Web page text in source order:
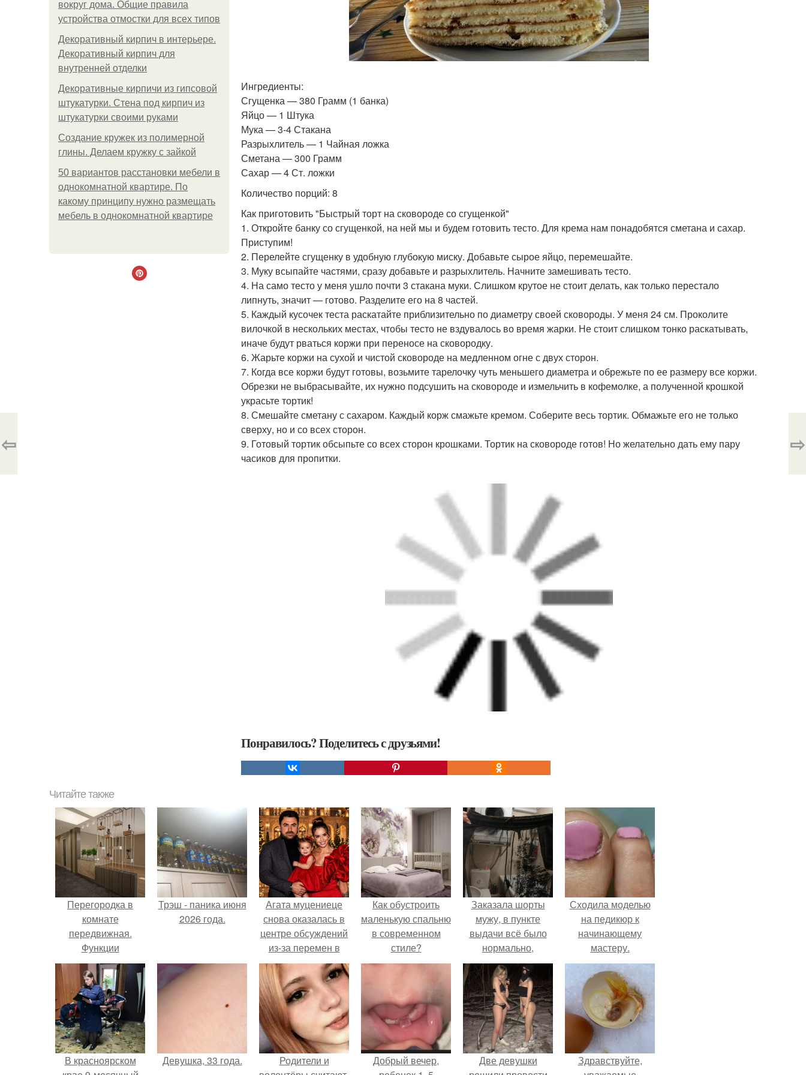
вокруг дома. Общие правила
устройства отмостки для всех типов
Декоративный кирпич в интерьере.
Декоративный кирпич для
внутренней отделки
Декоративные кирпичи из гипсовой
штукатурки. Стена под кирпич из
штукатурки своими руками
Создание кружек из полимерной
глины. Делаем кружку с зайкой
50 вариантов расстановки мебели в
однокомнатной квартире. По
какому принципу нужно размещать
мебель в однокомнатной квартире
Ингредиенты:
Сгущенка — 380 Грамм (1 банка)
Яйцо — 1 Штука
Мука — 3-4 Стакана
Разрыхлитель — 1 Чайная ложка
Сметана — 300 Грамм
Сахар — 4 Ст. ложки
Количество порций: 8
Как приготовить "Быстрый торт на сковороде со сгущенкой"
1. Откройте банку со сгущенкой, на ней мы и будем готовить тесто. Для крема нам понадобятся сметана и сахар.
Приступим!
2. Перелейте сгущенку в удобную глубокую миску. Добавьте сырое яйцо, перемешайте.
3. Муку всыпайте частями, сразу добавьте и разрыхлитель. Начните замешивать тесто.
4. На само тесто у меня ушло почти 3 стакана муки. Слишком крутое не стоит делать, как только перестало
липнуть, значит — готово. Разделите его на 8 частей.
5. Каждый кусочек теста раскатайте приблизительно по диаметру своей сковороды. У меня 24 см. Проколите
вилочкой в нескольких местах, чтобы тесто не вздувалось во время жарки. Не стоит слишком тонко раскатывать,
иначе будут рваться коржи при переносе на сковородку.
6. Жарьте коржи на сухой и чистой сковороде на медленном огне с двух сторон.
7. Когда все коржи будут готовы, возьмите тарелочку чуть меньшего диаметра и обрежьте по ее размеру все коржи.
Обрезки не выбрасывайте, их нужно подсушить на сковороде и измельчить в кофемолке, а полученной крошкой
украсьте тортик!
8. Смешайте сметану с сахаром. Каждый корж смажьте кремом. Соберите весь тортик. Обмажьте его не только
сверху, но и со всех сторон.
9. Готовый тортик обсыпьте со всех сторон крошками. Тортик на сковороде готов! Но желательно дать ему пару
часиков для пропитки.
Понравилось? Поделитесь с друзьями!
⇦ ⇨
Читайте также
Перегородка в
комнате
передвижная.
Функции
перегородок
Трэш - паника июня
2026 года.
Агата муцениеце
снова оказалась в
центре обсуждений
из-за перемен в
личной жизни.
Как обустроить
маленькую спальню
в современном
стиле?
Заказала шорты
мужу, в пункте
выдачи всё было
нормально,
примерил все
хорошо, ничего не
предвещало беды.
Сходила моделью
на педикюр к
начинающему
мастеру.
В красноярском
Девушка, 33 года.
Родители и
Добрый вечер,
Две девушки
Здравствуйте,